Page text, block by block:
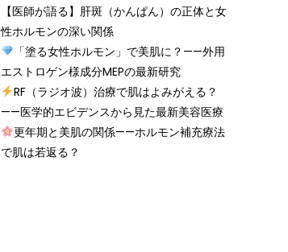
【医師が語る】肝斑（かんぱん）の正体と女
性ホルモンの深い関係
「塗る女性ホルモン」で美肌に？——外用
エストロゲン様成分MEPの最新研究
RF（ラジオ波）治療で肌はよみがえる？
——医学的エビデンスから見た最新美容医療
更年期と美肌の関係——ホルモン補充療法
で肌は若返る？